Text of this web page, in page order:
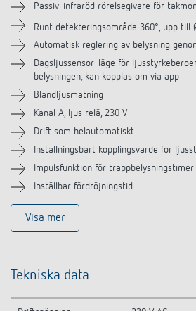
Nedladdningar
Tillbehör
Liknande produkter
Passiv-infraröd rörelsegivare för
Runt detekteringsområde 360°, upp till
Automatisk reglering av belysning
Dagsljussensor-läge för
belysningen, kan kopplas om via app
Blandljusmätning
Kanal A, ljus relä, 230 V
Drift som helautomatiskt
Inställningsbart kopplingsvärde för
Impulsfunktion för trappbelysningstimer
Inställbar fördröjningstid
Visa mer
Tekniska data